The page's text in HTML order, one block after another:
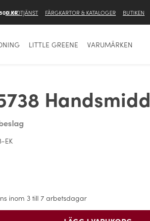
KR
KUNDTJÄNST FÄRGKARTOR & KATALOGER BUTIKEN
LITTLE GREENE VARUMÄRKEN
Handsmidd
EK
inom 3 till 7 arbetsdagar